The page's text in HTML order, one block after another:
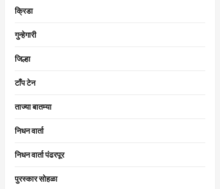
क्रिडा
गुन्हेगारी
जिल्हा
टाँप टेन
ताज्या बातम्या
निधन वार्ता
निधन वार्ता पंढरपूर
पुरस्कार सोहळा